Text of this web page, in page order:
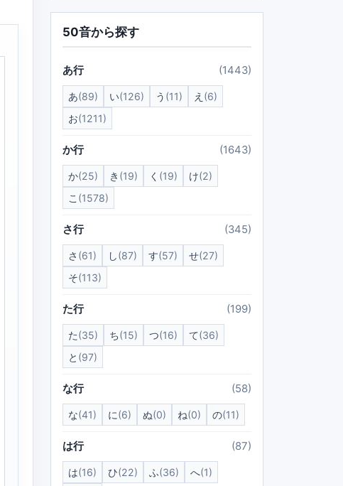
50音から探す
あ行 (1443)
あ(89) い(126) う (11) え (6)
お(1211)
か行 (1643)
か(25) き (19) く (19) け(2)
こ (1578)
さ行 (345)
さ (61) し(87) す(57) せ(27)
そ(113)
た行 (199)
た(35) ち(15) つ(16) て(36)
と (97)
な行 (58)
な(41) に(6) ぬ(0) ね(0) の(11)
は行 (87)
は(16) ひ(22) ふ(36) へ(1)